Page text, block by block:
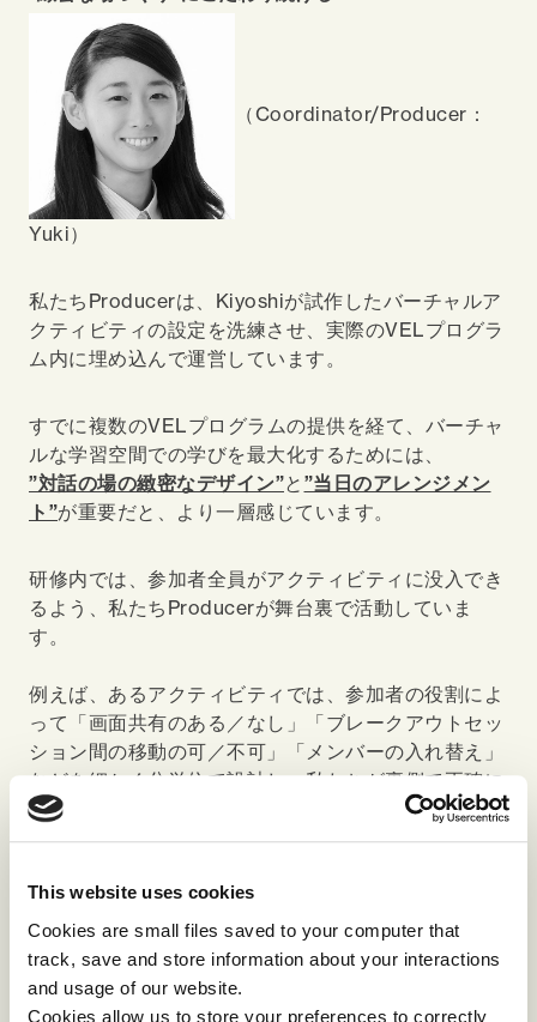
This website uses cookies
Cookies are small files saved to your computer that
track, save and store information about your interactions
and usage of our website.
Cookies allow us to store your preferences to correctly
（Coordinator/Producer：
Yuki）
私たちProducerは、Kiyoshiが試作したバーチャルア
クティビティの設定を洗練させ、実際のVELプログラ
ム内に埋め込んで運営しています。
すでに複数のVELプログラムの提供を経て、バーチャ
ルな学習空間での学びを最大化するためには、
”対話の場の緻密なデザイン”と ”当日のアレンジメン
ト”が重要だと、より一層感じています。
研修内では、参加者全員がアクティビティに没入でき
るよう、私たちProducerが舞台裏で活動していま
す。
例えば、あるアクティビティでは、参加者の役割によ
って「画面共有のある／なし」「ブレークアウトセッ
ション間の移動の可／不可」「メンバーの入れ替え」
などを細かく分単位で設計し、私たちが裏側で正確に
設定し実行します。意見交換の場の設定も、ランダム
なグループ分けではなく「ペア」「3人1組」「小グル
組み合わせのリストを作り込んで場をアレンジするこ
ともあります。
しかし、研修はリアルでもバーチャルでもハプニング